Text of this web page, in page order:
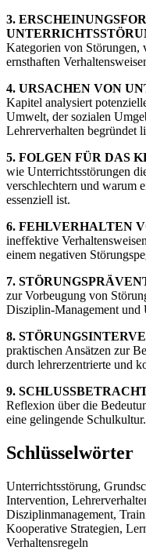
3.
Kategorien von Störungen,
ernsthaften
4. URSACHEN VON
Kapitel analysiert
Umwelt, der sozialen
Lehrerverhalten begründet
5. FOLGEN FÜR DAS
wie Unterrichtsstörungen
verschlechtern und warum
essenziell ist.
6. FEHLVERHALTEN
ineffektive
einem negativen
7.
zur Vorbeugung von
Disziplin-Management und
8.
praktischen Ansätzen zur
durch lehrerzentrierte und
9.
Reflexion über die
eine gelingende Schulkultur.
Schlüsselwörter
Unterrichtsstörung,
Intervention,
Disziplinmanagement,
Kooperative Strategien,
Verhaltensregeln